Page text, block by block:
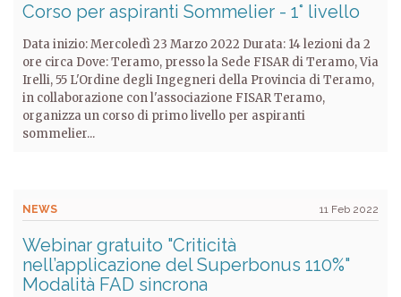
Corso per aspiranti Sommelier - 1° livello
Data inizio: Mercoledì 23 Marzo 2022 Durata: 14 lezioni da 2
ore circa Dove: Teramo, presso la Sede FISAR di Teramo, Via
Irelli, 55 L'Ordine degli Ingegneri della Provincia di Teramo,
in collaborazione con l'associazione FISAR Teramo,
organizza un corso di primo livello per aspiranti
sommelier...
NEWS 11 Feb 2022
Webinar gratuito "Criticità
nell’applicazione del Superbonus 110%"
Modalità FAD sincrona